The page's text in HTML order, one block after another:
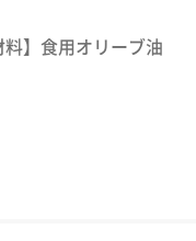
料】食用オリーブ油